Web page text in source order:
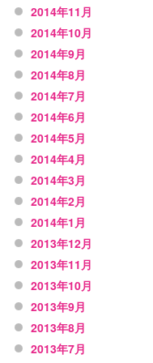
2014年11月
2014年10月
2014年9月
2014年8月
2014年7月
2014年6月
2014年5月
2014年4月
2014年3月
2014年2月
2014年1月
2013年12月
2013年11月
2013年10月
2013年9月
2013年8月
2013年7月